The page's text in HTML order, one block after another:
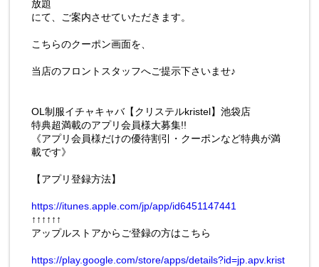
放題
にて、ご案内させていただきます。
こちらのクーポン画面を、
当店のフロントスタッフへご提示下さいませ♪
OL制服イチャキャバ【クリステルkristel】池袋店
特典超満載のアプリ会員様大募集!!
《アプリ会員様だけの優待割引・クーポンなど特典が満
載です》
【アプリ登録方法】
https://itunes.apple.com/jp/app/id6451147441
↑↑↑↑↑↑
アップルストアからご登録の方はこちら
https://play.google.com/store/apps/details?id=jp.apv.krist